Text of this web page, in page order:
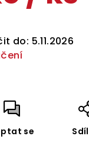
do: 5.11.2026
se